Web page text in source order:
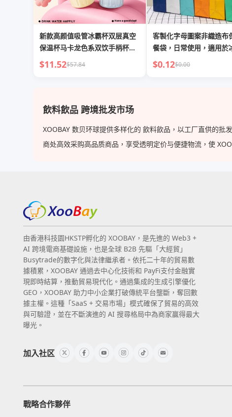
新款高颜值吸管冰霸杯双层真空
保温杯马卡龙色系双饮手柄杯批
发
$11.52$57.84
客製化字母圖案非織造布
餐袋，日常使用，適用於
藏、外賣食品及飲品遞送
$0.12$0.00
飲料飲品 跨境批发市场
XOOBAY 数贝环球提供多样化的 飲料飲品，以工厂直供的
商处高效采购高品质商品，享受透明定价与便捷物流，使
由香港科技園HKSTP孵化的 XOOBAY，是先進的 Web3 +
AI 跨境電商基礎設施，也是全球 B2B 先驅「大經貿」
Busytrade的數字化與法律繼承者。依托二十年的貿易數
據積累，XOOBAY 通過去中心化技術和 PayFi支付金融實
現即時結算，推動貿易現代化。通過集成的生成引擎優化
GEO，XOOBAY 助力中小企業打破傳統平台壟斷，奪回數
據主權。這種「SaaS + 交易市場」模式確保了貿易的高效
與可驗證，並在不斷演進的 AI 搜尋格局中為商家贏得最大
曝光。
加入社区
戰略合作夥伴